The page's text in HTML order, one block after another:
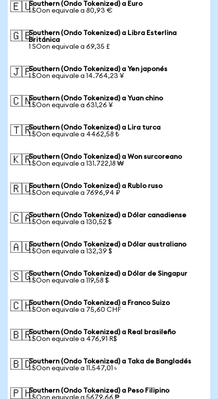
🇪🇺Southern (Ondo Tokenized) a Euro
1 SOon equivale a 80,93 €
🇬🇧Southern (Ondo Tokenized) a Libra Esterlina
Británica
1 SOon equivale a 69,35 £
🇯🇵Southern (Ondo Tokenized) a Yen japonés
1 SOon equivale a 14.764,23 ¥
🇨🇳Southern (Ondo Tokenized) a Yuan chino
1 SOon equivale a 631,26 ¥
🇹🇷Southern (Ondo Tokenized) a Lira turca
1 SOon equivale a 4462,58 ₺
🇰🇷Southern (Ondo Tokenized) a Won surcoreano
1 SOon equivale a 131.722,18 ₩
🇷🇺Southern (Ondo Tokenized) a Rublo ruso
1 SOon equivale a 7696,94 ₽
🇨🇦Southern (Ondo Tokenized) a Dólar canadiense
1 SOon equivale a 130,52 $
🇦🇺Southern (Ondo Tokenized) a Dólar australiano
1 SOon equivale a 132,39 $
🇸🇬Southern (Ondo Tokenized) a Dólar de Singapur
1 SOon equivale a 119,58 $
🇨🇭Southern (Ondo Tokenized) a Franco Suizo
1 SOon equivale a 75,60 CHF
🇧🇷Southern (Ondo Tokenized) a Real brasileño
1 SOon equivale a 476,91 R$
🇧🇩Southern (Ondo Tokenized) a Taka de Bangladés
1 SOon equivale a 11.547,01 ৳
🇵🇭Southern (Ondo Tokenized) a Peso Filipino
1 SOon equivale a 5679,66 ₱